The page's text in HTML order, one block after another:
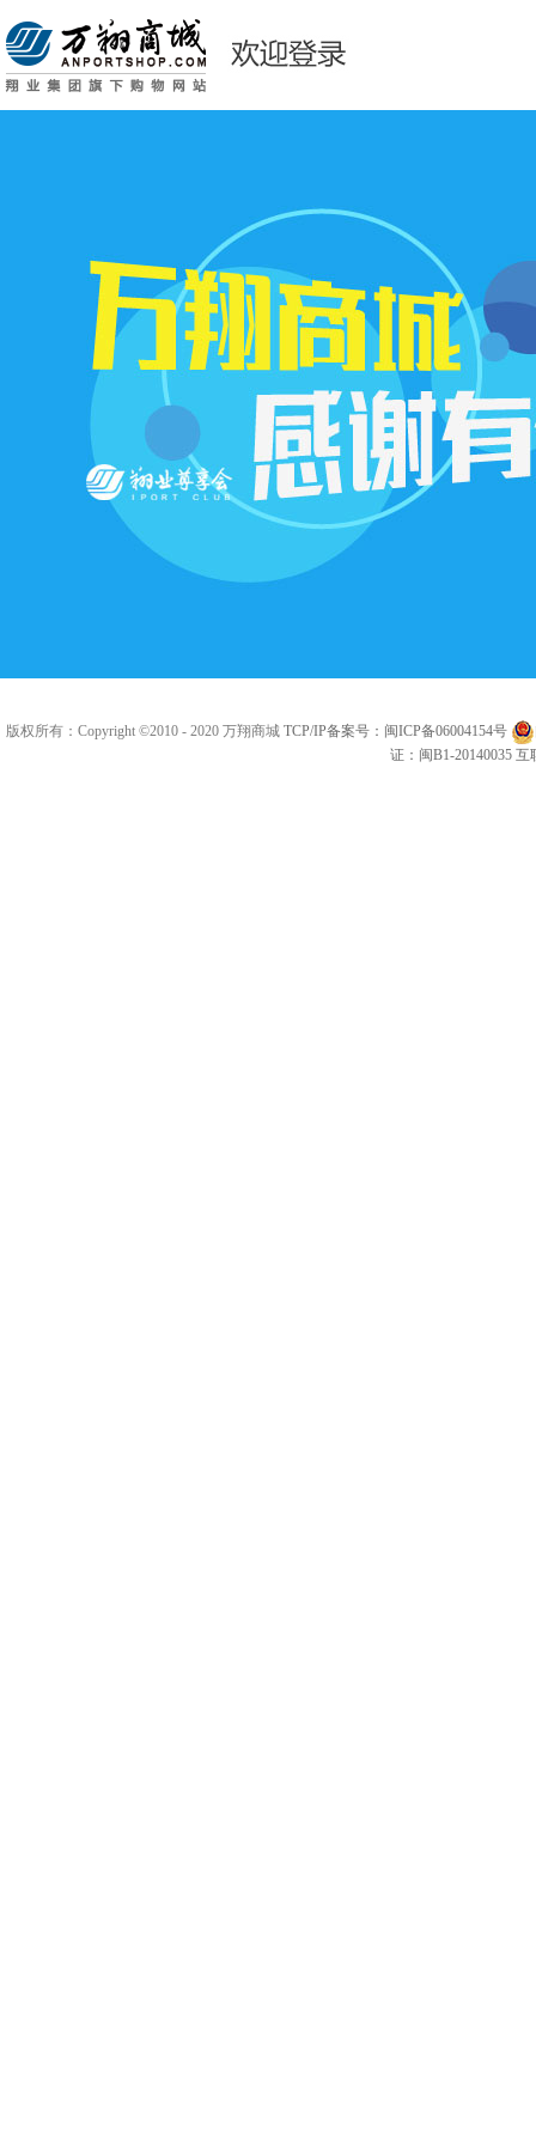
版权所有：Copyright ©2010 - 2020 万翔商城 TCP/IP备案号：闽ICP备06004154号
证：闽B1-20140035 互